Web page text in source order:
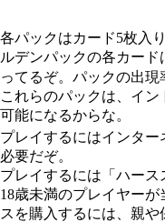
Available actions
各パックはカード5枚入
ルデンパックの各カー
ってるぞ。パックの出現
これらのパックは、イ
可能になるからな。
プレイするにはインター
必要だぞ。
プレイするには「ハース
18歳未満のプレイヤー
スを購入するには、親や